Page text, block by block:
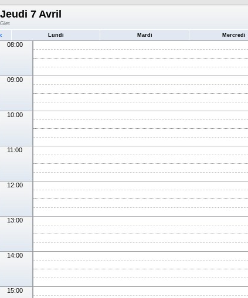
Jeudi 7 Avril
Giet
Lundi Mardi Mercredi
08:00
09:00
10:00
11:00
12:00
13:00
14:00
15:00